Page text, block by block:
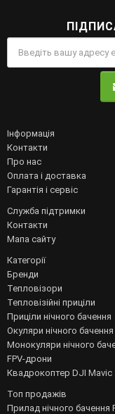
Інформація
Контакти
Про нас
Оплата і доставка
Гарантія і сервіс
Служба підтримки
Контакти
Мапа сайту
Категорії
Бренди
Тепловізори
Тепловізійні приціли
Приціли нічного бачення
Окуляри нічного бачення
Монокуляри нічного
FPV-дрони
Квадрокоптер DJI Mavic
Топ продажів
Прилад нічного бачення